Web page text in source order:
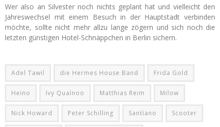
Wer also an Silvester noch nichts geplant hat und vielleicht den
Jahreswechsel mit einem Besuch in der Hauptstadt verbinden
möchte, sollte nicht mehr allzu lange zögern und sich noch die
letzten günstigen Hotel-Schnäppchen in Berlin sichern.
Adel Tawil die Hermes House Band Frida Gold
Heino Ivy Quaìnoo Matthias Reim Milow
Nick Howard Peter Schilling Santìano Scooter